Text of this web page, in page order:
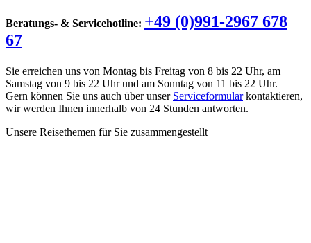
Beratungs- & Servicehotline: +49 (0)991-2967 678
67
Sie erreichen uns von Montag bis Freitag von 8 bis 22 Uhr, am
Samstag von 9 bis 22 Uhr und am Sonntag von 11 bis 22 Uhr.
Gern können Sie uns auch über unser Serviceformularkontaktieren,
wir werden Ihnen innerhalb von 24 Stunden antworten.
Unsere Reisethemen für Sie zusammengestellt